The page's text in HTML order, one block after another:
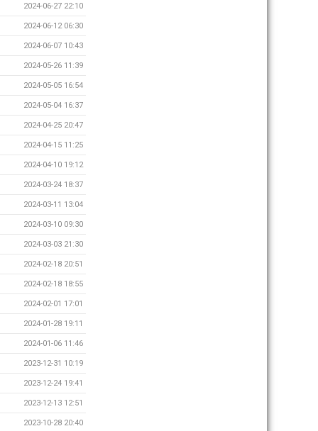
2024-06-27 22:10
2024-06-12 06:30
2024-06-07 10:43
2024-05-26 11:39
2024-05-05 16:54
2024-05-04 16:37
2024-04-25 20:47
2024-04-15 11:25
2024-04-10 19:12
2024-03-24 18:37
2024-03-11 13:04
2024-03-10 09:30
2024-03-03 21:30
2024-02-18 20:51
2024-02-18 18:55
2024-02-01 17:01
2024-01-28 19:11
2024-01-06 11:46
2023-12-31 10:19
2023-12-24 19:41
2023-12-13 12:51
2023-10-28 20:40